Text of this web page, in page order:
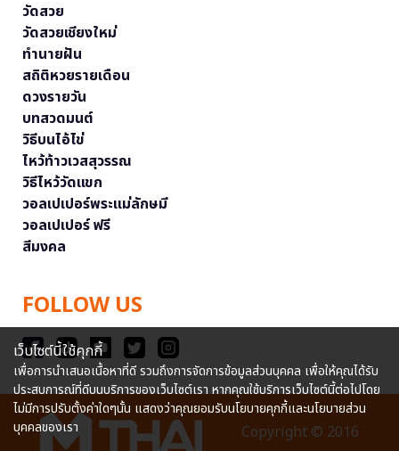
วัดสวย
วัดสวยเชียงใหม่
ทำนายฝัน
สถิติหวยรายเดือน
ดวงรายวัน
บทสวดมนต์
วิธีบนไอ้ไข่
ไหว้ท้าวเวสสุวรรณ
วิธีไหว้วัดแขก
วอลเปเปอร์พระแม่ลักษมี
วอลเปเปอร์ ฟรี
สีมงคล
FOLLOW US
Copyright © 2016
เว็บไซต์นี้ใช้คุกกี้
เพื่อการนำเสนอเนื้อหาที่ดี รวมถึงการจัดการข้อมูลส่วนบุคคล เพื่อให้คุณได้รับ
ประสบการณ์ที่ดีบนบริการของเว็บไซต์เรา หากคุณใช้บริการเว็บไซต์นี้ต่อไปโดย
ไม่มีการปรับตั้งค่าใดๆนั้น แสดงว่าคุณยอมรับนโยบายคุกกี้และนโยบายส่วน
บุคคลของเรา